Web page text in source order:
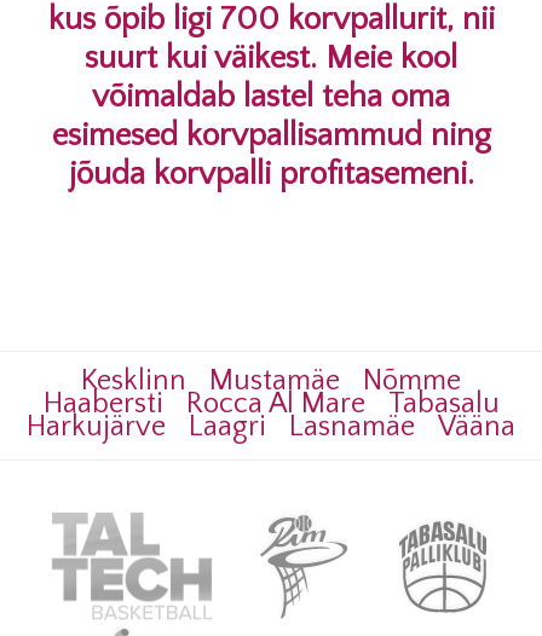
kus õpib ligi 700 korvpallurit, nii
suurt kui väikest. Meie kool
võimaldab lastel teha oma
esimesed korvpallisammud ning
jõuda korvpalli profitasemeni.
Kesklinn Mustamäe Nõmme
Haabersti Rocca Al Mare Tabasalu
Harkujärve Laagri Lasnamäe Vääna